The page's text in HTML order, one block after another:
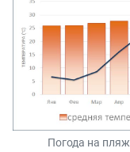
Погода на